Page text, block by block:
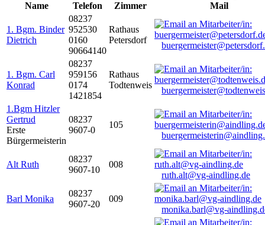
Name
Telefon Zimmer Mail
1. Bgm. Binder
Dietrich
08237
952530
0160
90664140
Rathaus
Petersdorf
1. Bgm. Carl
Konrad
08237
959156
0174
1421854
Rathaus
Todtenweis
1.Bgm Hitzler
Gertrud
Erste
Bürgermeisterin
08237
9607-0
105
Alt Ruth
08237
9607-10
008
ruth.alt@vg-aindling.de
Barl Monika
08237
9607-20
009
monika.barl@vg-